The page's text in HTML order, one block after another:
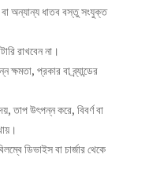
বা অন্যান্য ধাতব বস্তু সংযুক্ত
রাখবেন না।
ক্ষমতা, প্রকার বা ব্র্যান্ডের
তাপ উৎপন্ন করে, বিবর্ণ বা
ডিভাইস বা চার্জার থেকে